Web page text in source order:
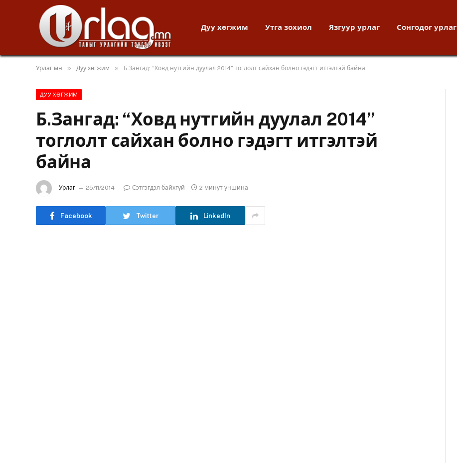
Дуу хөгжим Утга зохиол Язгуур урлаг Сонгодог урлаг
Урлаг.мн » Дуу хөгжим » Б.Зангад: “Ховд нутгийн дуулал 2014” тоглолт сайхан болно гэдэгт итгэлтэй байна
ДУУ ХӨГЖИМ
Б.Зангад: “Ховд нутгийн дуулал 2014”
тоглолт сайхан болно гэдэгт итгэлтэй
байна
Урлаг 25/11/2014 Сэтгэгдэл байхгүй 2 минут уншина
Facebook Twitter LinkedIn